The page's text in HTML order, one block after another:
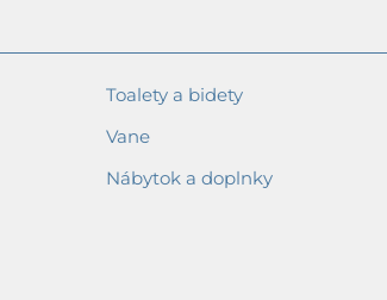
Toalety a bidety
Vane
Nábytok a doplnky